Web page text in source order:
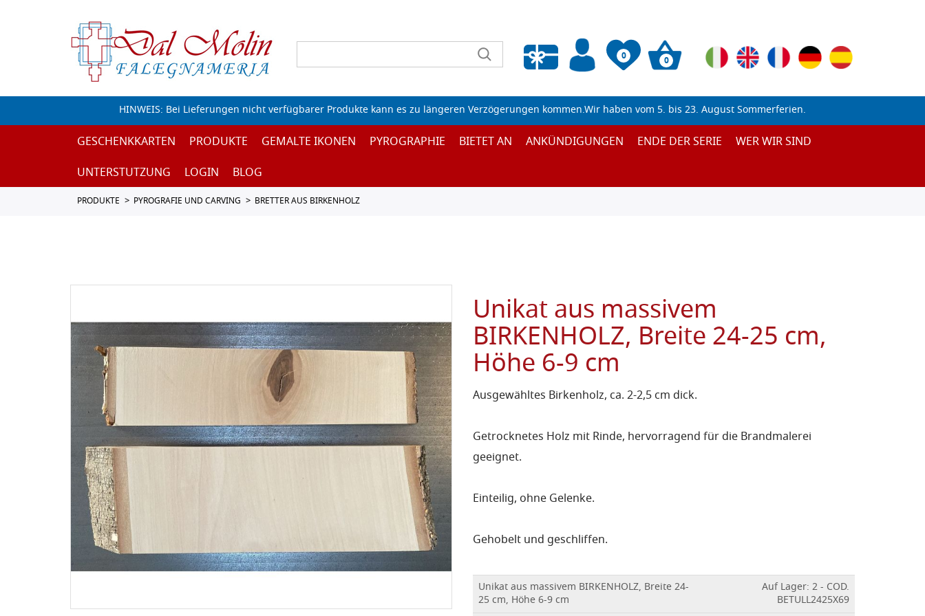
0
Wunschliste leeren
0
HINWEIS: Bei Lieferungen nicht verfügbarer Produkte kann es zu längeren Verzögerungen kommen.Wir haben vom 5. bis 23. August Sommerferien.
GESCHENKKARTEN PRODUKTE GEMALTE IKONEN PYROGRAPHIE BIETET AN ANKÜNDIGUNGEN ENDE DER SERIE
WER WIR SIND
UNTERSTUTZUNG
LOGIN BLOG
PRODUKTE PYROGRAFIE UND CARVING BRETTER AUS BIRKENHOLZ
Unikat aus massivem
BIRKENHOLZ, Breite 24-25 cm,
Höhe 6-9 cm
Ausgewähltes Birkenholz, ca. 2-2,5 cm dick.
Getrocknetes Holz mit Rinde, hervorragend für die Brandmalerei
geeignet.
Einteilig, ohne Gelenke.
Gehobelt und geschliffen.
Unikat aus massivem BIRKENHOLZ, Breite 24-
25 cm, Höhe 6-9 cm
Auf Lager: 2 - COD.
BETULL2425X69